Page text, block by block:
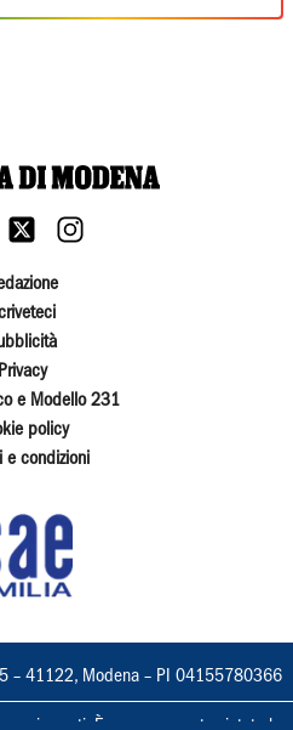
Privacy
e Modello 231
policy
e condizioni
– 41122, Modena – PI 04155780366
riservati. È espressamente vietata la